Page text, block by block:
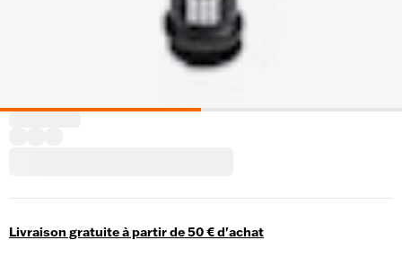
Livraison gratuite à partir de 50 € d'achat